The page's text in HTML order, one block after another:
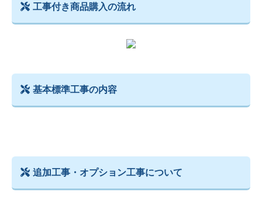
工事付き商品購入の流れ
基本標準工事の内容
追加工事・オプション工事について